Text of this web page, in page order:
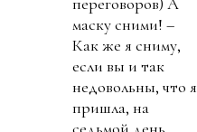
маску сними! –
Как же я сниму,
если вы и так
недовольны, что я
пришла, на